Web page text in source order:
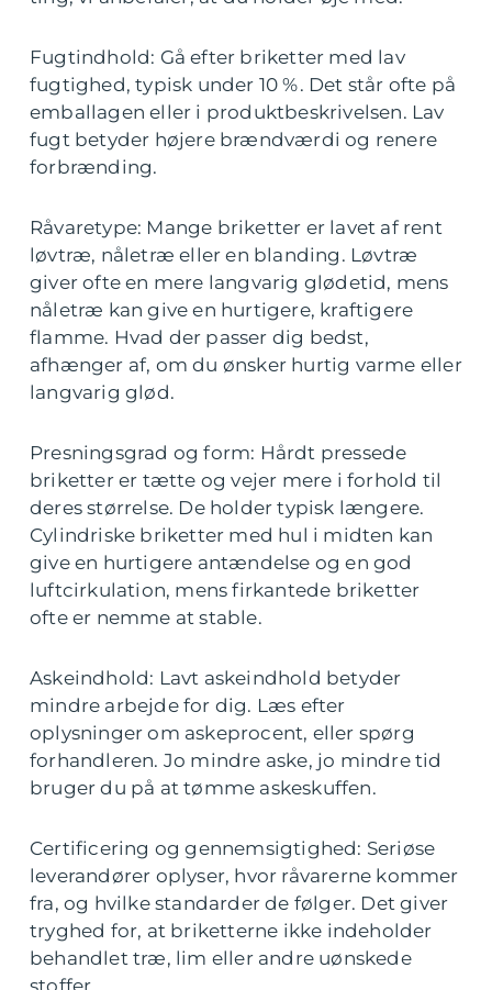
Fugtindhold: Gå efter briketter med lav
fugtighed, typisk under 10 %. Det står ofte på
emballagen eller i produktbeskrivelsen. Lav
fugt betyder højere brændværdi og renere
forbrænding.
Råvaretype: Mange briketter er lavet af rent
løvtræ, nåletræ eller en blanding. Løvtræ
giver ofte en mere langvarig glødetid, mens
nåletræ kan give en hurtigere, kraftigere
flamme. Hvad der passer dig bedst,
afhænger af, om du ønsker hurtig varme eller
langvarig glød.
Presningsgrad og form: Hårdt pressede
briketter er tætte og vejer mere i forhold til
deres størrelse. De holder typisk længere.
Cylindriske briketter med hul i midten kan
give en hurtigere antændelse og en god
luftcirkulation, mens firkantede briketter
ofte er nemme at stable.
Askeindhold: Lavt askeindhold betyder
mindre arbejde for dig. Læs efter
oplysninger om askeprocent, eller spørg
forhandleren. Jo mindre aske, jo mindre tid
bruger du på at tømme askeskuffen.
Certificering og gennemsigtighed: Seriøse
leverandører oplyser, hvor råvarerne kommer
fra, og hvilke standarder de følger. Det giver
tryghed for, at briketterne ikke indeholder
behandlet træ, lim eller andre uønskede